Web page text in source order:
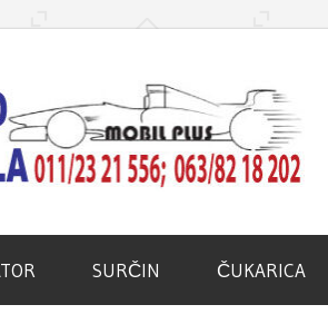
SURČIN ČUKARICA